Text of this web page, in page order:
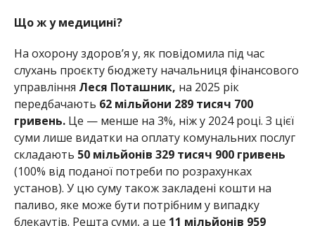
Що ж у медицині?
На охорону здоров’я у, як повідомила під час
слухань проєкту бюджету начальниця фінансового
управління Леся Поташник, на 2025 рік
передбачають 62 мільйони 289 тисяч 700
гривень.Це — менше на 3%, ніж у 2024 році. З цієї
суми лише видатки на оплату комунальних послуг
складають 50 мільйонів 329 тисяч 900 гривень
(100% від поданої потреби по розрахунках
установ). У цю суму також закладені кошти на
паливо, яке може бути потрібним у випадку
блекаутів. Решта суми, а це 11 мільйонів 959